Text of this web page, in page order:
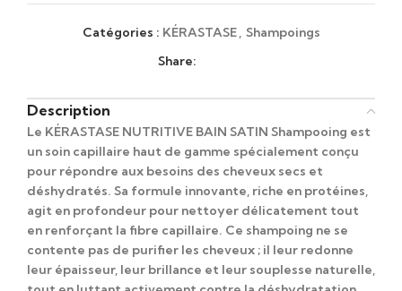
Catégories : KÉRASTASE, Shampoings
Share:
Description
Le KÉRASTASE NUTRITIVE BAIN SATIN Shampooing est
un soin capillaire haut de gamme spécialement conçu
pour répondre aux besoins des cheveux secs et
déshydratés. Sa formule innovante, riche en protéines,
agit en profondeur pour nettoyer délicatement tout
en renforçant la fibre capillaire. Ce shampoing ne se
contente pas de purifier les cheveux ; il leur redonne
leur épaisseur, leur brillance et leur souplesse naturelle,